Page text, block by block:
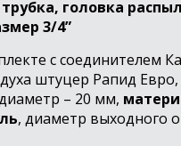
головка
3/4”
с соединителем
штуцер Рапид
– 20 мм,
, диаметр выходного